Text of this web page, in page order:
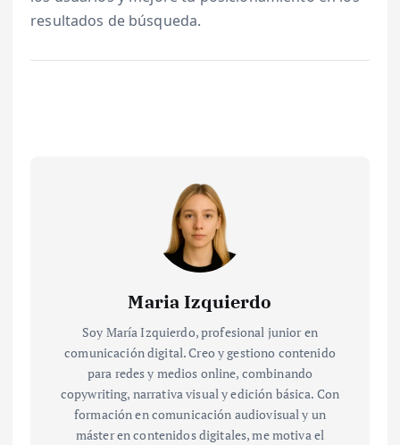
resultados de búsqueda.
Maria Izquierdo
Soy María Izquierdo, profesional junior en
comunicación digital. Creo y gestiono contenido
para redes y medios online, combinando
copywriting, narrativa visual y edición básica. Con
formación en comunicación audiovisual y un
máster en contenidos digitales, me motiva el